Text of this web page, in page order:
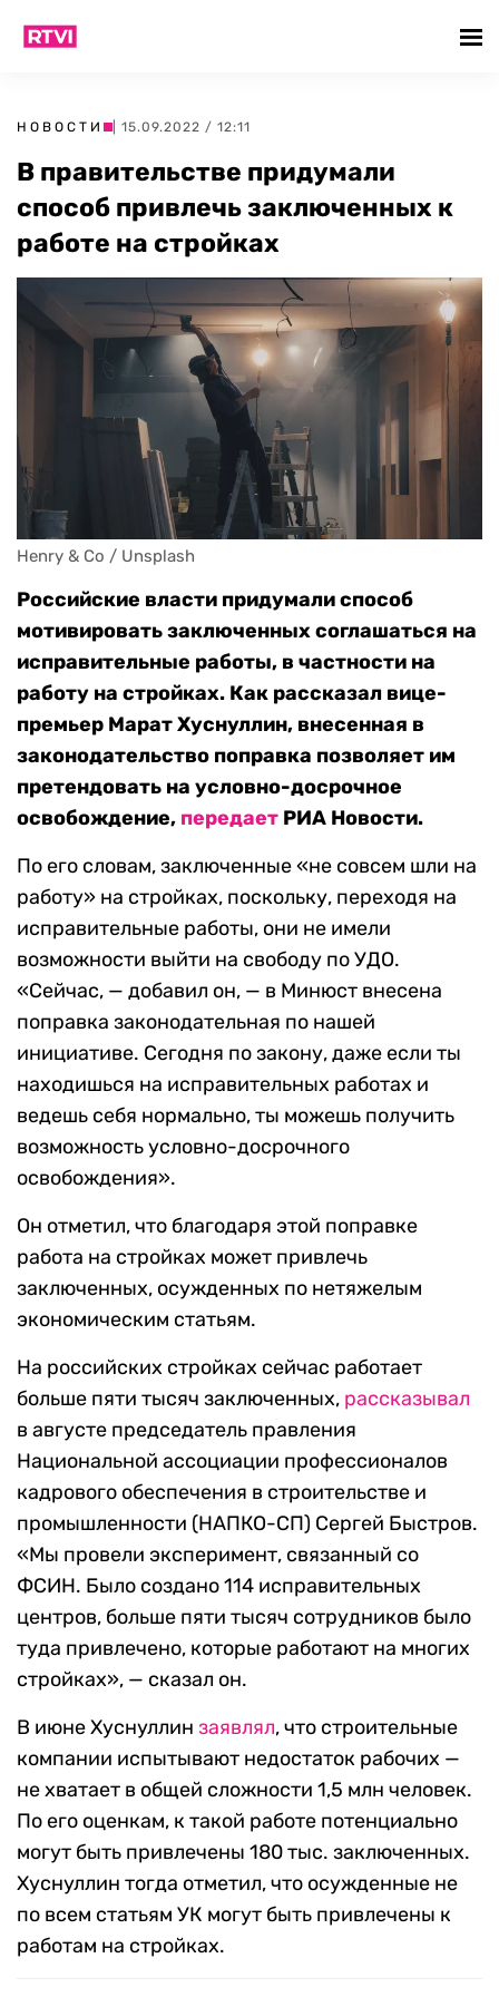
НОВОСТИ | 15.09.2022 / 12:11
В правительстве придумали
способ привлечь заключенных к
работе на стройках
Henry & Co / Unsplash
Российские власти придумали способ
мотивировать заключенных соглашаться на
исправительные работы, в частности на
работу на стройках. Как рассказал вице-
премьер Марат Хуснуллин, внесенная в
законодательство поправка позволяет им
претендовать на условно-досрочное
освобождение, передает РИА Новости.
По его словам, заключенные «не совсем шли на
работу» на стройках, поскольку, переходя на
исправительные работы, они не имели
возможности выйти на свободу по УДО.
«Сейчас, — добавил он, — в Минюст внесена
поправка законодательная по нашей
инициативе. Сегодня по закону, даже если ты
находишься на исправительных работах и
ведешь себя нормально, ты можешь получить
возможность условно-досрочного
освобождения».
Он отметил, что благодаря этой поправке
работа на стройках может привлечь
заключенных, осужденных по нетяжелым
экономическим статьям.
На российских стройках сейчас работает
больше пяти тысяч заключенных, рассказывал
в августе председатель правления
Национальной ассоциации профессионалов
кадрового обеспечения в строительстве и
промышленности (НАПКО-СП) Сергей Быстров.
«Мы провели эксперимент, связанный со
ФСИН. Было создано 114 исправительных
центров, больше пяти тысяч сотрудников было
туда привлечено, которые работают на многих
стройках», — сказал он.
В июне Хуснуллин заявлял, что строительные
компании испытывают недостаток рабочих —
не хватает в общей сложности 1,5 млн человек.
По его оценкам, к такой работе потенциально
могут быть привлечены 180 тыс. заключенных.
Хуснуллин тогда отметил, что осужденные не
по всем статьям УК могут быть привлечены к
работам на стройках.